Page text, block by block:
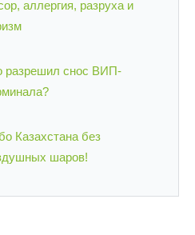
аллергия, разруха и
разрешил снос ВИП-
Казахстана без
шаров!